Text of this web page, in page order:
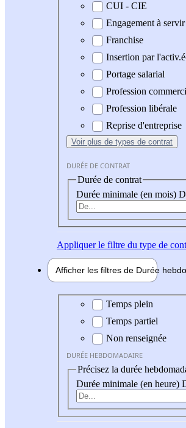
CUI - CIE
Engagement à
Franchise
Insertion par
Portage salarial
Profession
Profession libérale
Reprise d'entreprise
Voir plus de types de contrat
DURÉE DE CONTRAT
Durée de contrat
Durée minimale (en mois)
Appliquerle filtre du type de
Afficher les filtres de Durée hebdo
Durée hebdomadaire
Temps plein
Temps partiel
Non renseignée
DURÉE HEBDOMADAIRE
Précisez la durée
Durée minimale (en heure)